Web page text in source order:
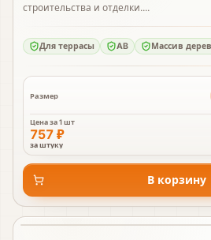
строительства и отделки....
Для террасы AB Массив
Размер
Цена за1 шт
757 ₽
за штуку
В корзину